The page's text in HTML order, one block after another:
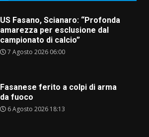
amarezza per esclusione dal
campionato di calcio”
7 Agosto 2026 06:00
da fuoco
6 Agosto 2026 18:13